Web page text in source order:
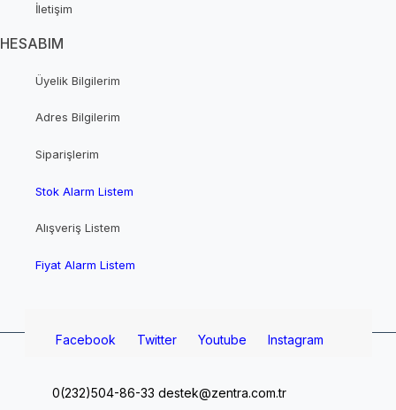
İletişim
HESABIM
Üyelik Bilgilerim
Adres Bilgilerim
Siparişlerim
Stok Alarm Listem
Alışveriş Listem
Fiyat Alarm Listem
Facebook Twitter Youtube Instagram
0(232)504-86-33 destek@zentra.com.tr